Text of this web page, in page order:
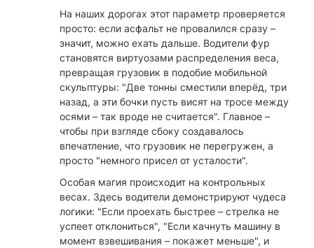
На наших дорогах этот параметр проверяется
просто: если асфальт не провалился сразу –
значит, можно ехать дальше. Водители фур
становятся виртуозами распределения веса,
превращая грузовик в подобие мобильной
скульптуры: "Две тонны сместили вперёд, три
назад, а эти бочки пусть висят на тросе между
осями – так вроде не считается". Главное –
чтобы при взгляде сбоку создавалось
впечатление, что грузовик не перегружен, а
просто "немного присел от усталости".
Особая магия происходит на контрольных
весах. Здесь водители демонстрируют чудеса
логики: "Если проехать быстрее – стрелка не
успеет отклониться", "Если качнуть машину в
момент взвешивания – покажет меньше", и